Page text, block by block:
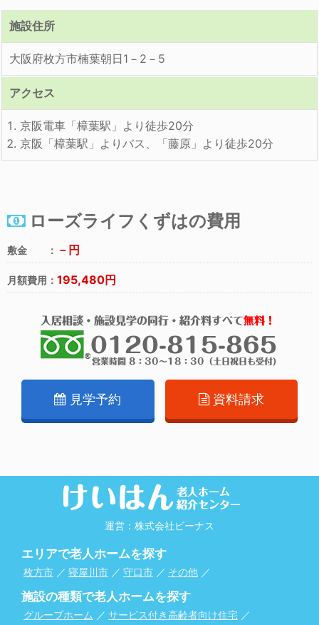
施設住所
大阪府枚方市楠葉朝日1－2－5
アクセス
京阪電車「樟葉駅」より徒歩20分
京阪「樟葉駅」よりバス、「藤原」より徒歩20分
ローズライフくずはの費用
敷金 ： －円
月額費用： 195,480円
見学予約 資料請求
運営：株式会社ビーナス
エリアで老人ホームを探す
枚方市 ／ 寝屋川市 ／ 守口市 ／ その他 ／
施設の種類で老人ホームを探す
グループホーム ／ サービス付き高齢者向け住宅 ／